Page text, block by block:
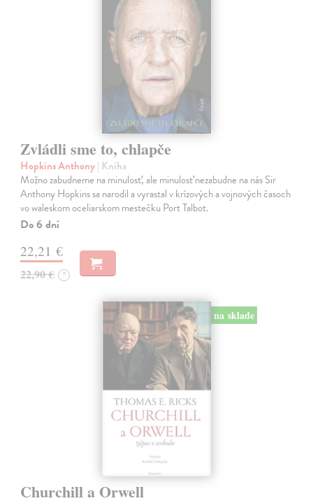
Zvládli sme to, chlapče
Hopkins Anthony| Kniha
Možno zabudneme na minulosť, ale minulosť nezabudne na nás Sir
Anthony Hopkins sa narodil a vyrastal v krízových a vojnových časoch
vo waleskom oceliarskom mestečku Port Talbot.
Do 6 dní
22,21 €
22,90 € ?
na sklade
Churchill a Orwell